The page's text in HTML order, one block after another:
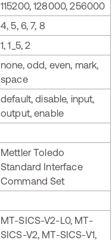
115200, 128000, 256000
4, 5, 6, 7, 8
1, 1_5, 2
none, odd, even, mark,
space
default, disable, input,
output, enable
Mettler Toledo
Standard Interface
Command Set
MT-SICS-V2-L0, MT-
SICS-V2, MT-SICS-V1,